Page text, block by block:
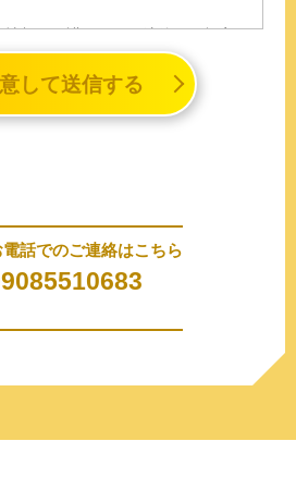
報の保護に関する法律」に規定さ
する情報であって、氏名、生年月日
特定の個人を識別することができる
指します。
い合わせに対応・管理するため
けるサービスの提供・運用のため
して送信する
電話でのご連絡はこちら